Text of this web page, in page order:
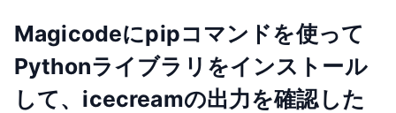
Magicodeにpipコマンドを使って
Pythonライブラリをインストール
して、icecreamの出力を確認した